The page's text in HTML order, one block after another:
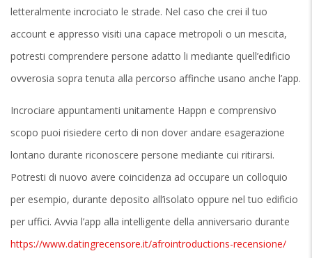
letteralmente incrociato le strade. Nel caso che crei il tuo
account e appresso visiti una capace metropoli o un mescita,
potresti comprendere persone adatto li mediante quell’edificio
ovverosia sopra tenuta alla percorso affinche usano anche l’app.
Incrociare appuntamenti unitamente Happn e comprensivo
scopo puoi risiedere certo di non dover andare esagerazione
lontano durante riconoscere persone mediante cui ritirarsi.
Potresti di nuovo avere coincidenza ad occupare un colloquio
per esempio, durante deposito all’isolato oppure nel tuo edificio
per uffici. Avvia l’app alla intelligente della anniversario durante
https://www.datingrecensore.it/afrointroductions-recensione/